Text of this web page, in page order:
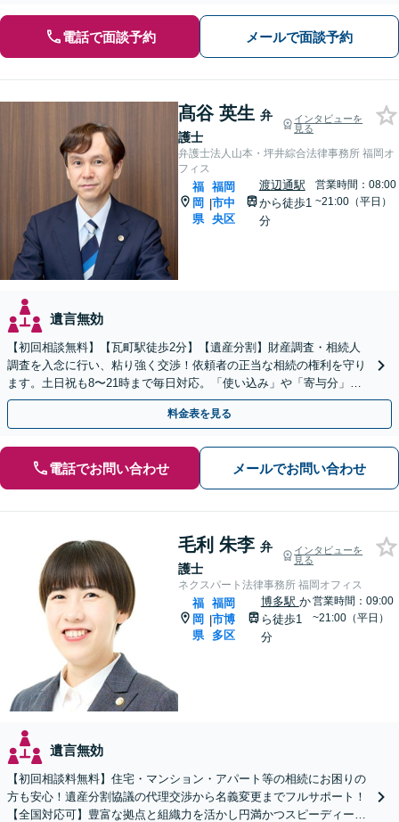
電話で面談予約 メールで面談予約
髙谷 英生 弁
護士
インタビューを
見る
弁護士法人山本・坪井綜合法律事務所 福岡オ
フィス
福
岡
県
|
福岡
市中
央区
渡辺通駅
から徒歩1
分
営業時間：08:00
~21:00（平日）
遺言無効
【初回相談無料】【瓦町駅徒歩2分】【遺産分割】財産調査・相続人
調査を入念に行い、粘り強く交渉！依頼者の正当な相続の権利を守り
ます。土日祝も8〜21時まで毎日対応。「使い込み」や「寄与分」の
調査もお任せください！【遺言書作成や相続放棄も対応】
料金表を見る
電話でお問い合わせ メールでお問い合わせ
毛利 朱李 弁
護士
インタビューを
見る
ネクスパート法律事務所 福岡オフィス
福
岡
県
|
福岡
市博
多区
博多駅 か
ら徒歩1
分
営業時間：09:00
~21:00（平日）
遺言無効
【初回相談料無料】住宅・マンション・アパート等の相続にお困りの
方も安心！遺産分割協議の代理交渉から名義変更までフルサポート！
【全国対応可】豊富な拠点と組織力を活かし円満かつスピーディーに